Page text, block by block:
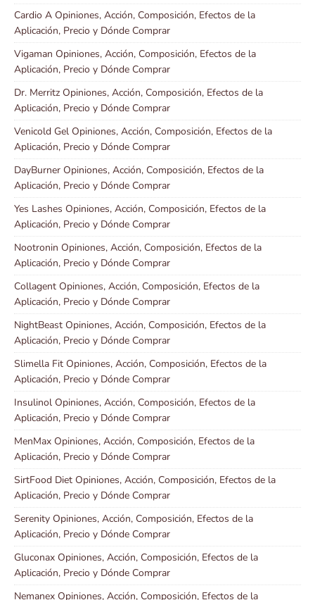
Cardio A Opiniones, Acción, Composición, Efectos de la
Aplicación, Precio y Dónde Comprar
Vigaman Opiniones, Acción, Composición, Efectos de la
Aplicación, Precio y Dónde Comprar
Dr. Merritz Opiniones, Acción, Composición, Efectos de la
Aplicación, Precio y Dónde Comprar
Venicold Gel Opiniones, Acción, Composición, Efectos de la
Aplicación, Precio y Dónde Comprar
DayBurner Opiniones, Acción, Composición, Efectos de la
Aplicación, Precio y Dónde Comprar
Yes Lashes Opiniones, Acción, Composición, Efectos de la
Aplicación, Precio y Dónde Comprar
Nootronin Opiniones, Acción, Composición, Efectos de la
Aplicación, Precio y Dónde Comprar
Collagent Opiniones, Acción, Composición, Efectos de la
Aplicación, Precio y Dónde Comprar
NightBeast Opiniones, Acción, Composición, Efectos de la
Aplicación, Precio y Dónde Comprar
Slimella Fit Opiniones, Acción, Composición, Efectos de la
Aplicación, Precio y Dónde Comprar
Insulinol Opiniones, Acción, Composición, Efectos de la
Aplicación, Precio y Dónde Comprar
MenMax Opiniones, Acción, Composición, Efectos de la
Aplicación, Precio y Dónde Comprar
SirtFood Diet Opiniones, Acción, Composición, Efectos de la
Aplicación, Precio y Dónde Comprar
Serenity Opiniones, Acción, Composición, Efectos de la
Aplicación, Precio y Dónde Comprar
Gluconax Opiniones, Acción, Composición, Efectos de la
Aplicación, Precio y Dónde Comprar
Nemanex Opiniones, Acción, Composición, Efectos de la